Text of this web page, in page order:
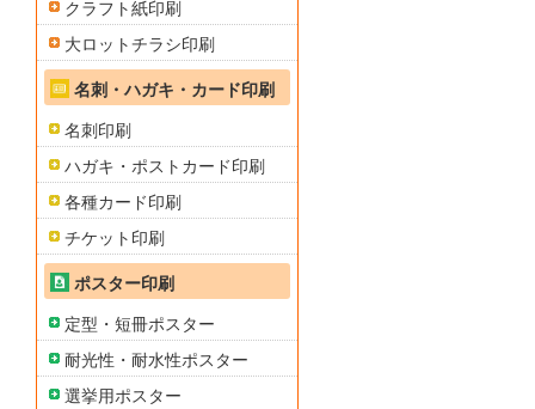
クラフト紙印刷
大ロットチラシ印刷
名刺・ハガキ・カード印刷
名刺印刷
ハガキ・ポストカード印刷
各種カード印刷
チケット印刷
ポスター印刷
定型・短冊ポスター
耐光性・耐水性ポスター
選挙用ポスター